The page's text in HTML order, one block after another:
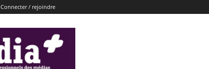
Connecter / rejoindre